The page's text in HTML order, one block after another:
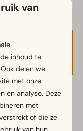
van
inhoud te
delen we
met onze
en analyse. Deze
met
of die ze